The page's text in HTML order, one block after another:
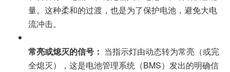
量。这种柔和的过渡，也是为了保护电池，避免大电
流冲击。
常亮或熄灭的信号： 当指示灯由动态转为常亮（或完
全熄灭），这是电池管理系统（BMS）发出的明确信